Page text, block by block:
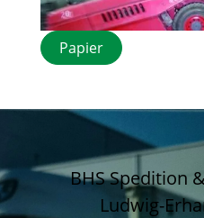
Papier
BHS Spedition
Ludwig-